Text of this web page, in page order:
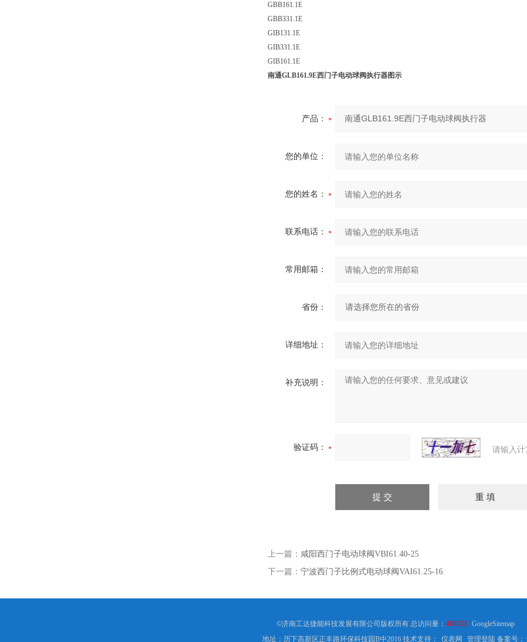
GBB161.1E
GBB331.1E
GIB131.1E
GIB331.1E
GIB161.1E
南通GLB161.9E西门子电动球阀执行器图示
产品：
您的单位：
您的姓名：
联系电话：
常用邮箱：
省份：
详细地址：
补充说明：
验证码： 请输入
上一篇： 咸阳西门子电动球阀VBI61.40-25
下一篇： 宁波西门子比例式电动球阀VAI61.25-16
©济南工达捷能科技发展有限公司版权所有 总访问量： 489553
GoogleSitemap
地址：历下高新区正丰路环保科技园B中2016 技术支持：
仪表网 管理登陆 备案号：